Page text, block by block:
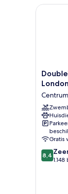
by
Hotel
London
Ontario
Centrum
London
Gratis
8.4
van
8,4